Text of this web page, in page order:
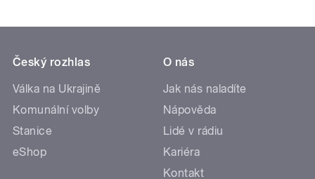
Český rozhlas
Válka na Ukrajině
Komunální volby
Stanice
eShop
O nás
Jak nás naladíte
Nápověda
Lidé v rádiu
Kariéra
Kontakt